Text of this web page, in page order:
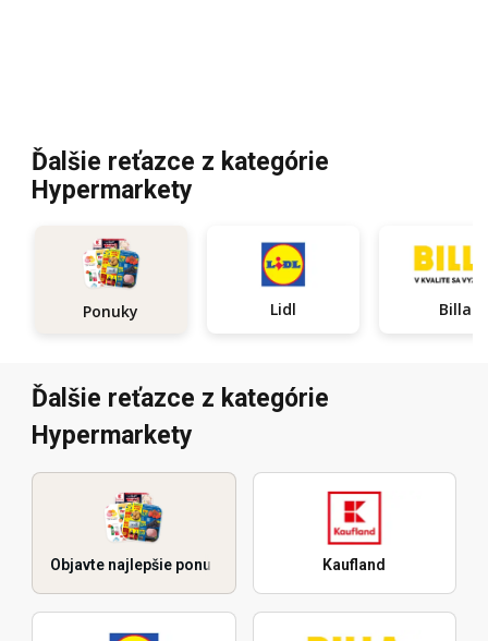
Ďalšie reťazce z kategórie
Hypermarkety
Ponuky Lidl Billa
Ďalšie reťazce z kategórie
Hypermarkety
Objavte najlepšie ponuky Kaufland